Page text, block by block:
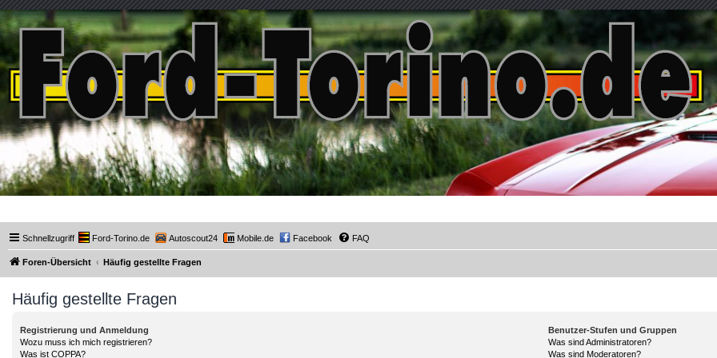
Ford-Torino.de
Schnellzugriff Ford-Torino.de Autoscout24 Mobile.de Facebook FAQ
Foren-Übersicht Häufig gestellte Fragen
Häufig gestellte Fragen
Registrierung und Anmeldung
Wozu muss ich mich registrieren?
Was ist COPPA?
Benutzer-Stufen und Gruppen
Was sind Administratoren?
Was sind Moderatoren?